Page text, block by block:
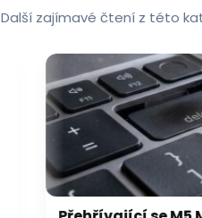
Další zajímavé čtení z této